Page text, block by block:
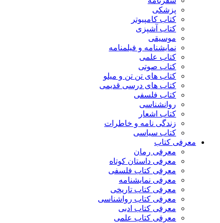
پزشکی
کتاب کامپیوتر
کتاب آشپزی
موسیقی
نمایشنامه و فیلمنامه
کتاب علمی
کتاب صوتی
کتاب های تن تن و میلو
کتاب های درسی قدیمی
کتاب فلسفی
روانشناسی
کتاب اشعار
زندگی نامه و خاطرات
کتاب سیاسی
معرفی کتاب
معرفی رمان
معرفی داستان کوتاه
معرفی کتاب فلسفی
معرفی نمایشنامه
معرفی کتاب تاریخی
معرفی کتاب رواشناسی
معرفی کتاب ادبی
معرفی کتاب علمی